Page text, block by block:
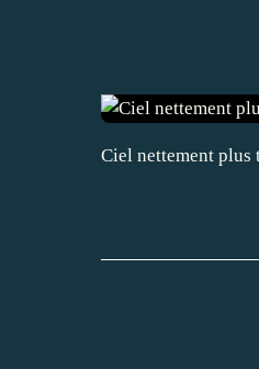
Ciel nettement plus